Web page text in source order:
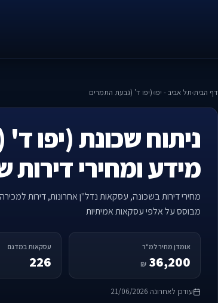
דף הבית›תל אביב - יפו›(יפו ד' (גבעת התמרים
ניתוח שכונת (יפו
מידע ומחירי דירות
מחירי דירות בשכונה, עסקאות נדל"ן אחרונות, דירות
מבוסס על אלפי עסקאות אמיתיות
אומדן מחיר למ"ר
36,200
₪
עסקאות במדגם
226
עודכן לאחרונה 21/06/2026